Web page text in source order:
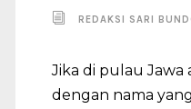
REDAKSI SARI
Jika di pulau
dengan nama